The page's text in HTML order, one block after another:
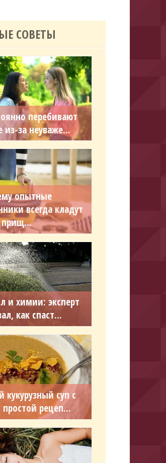
СОВЕТЫ
перебивают
из-за неуваже...
опытные
всегда кладут
прищ...
и химии: эксперт
как спаст...
кукурузный суп с
рецеп...